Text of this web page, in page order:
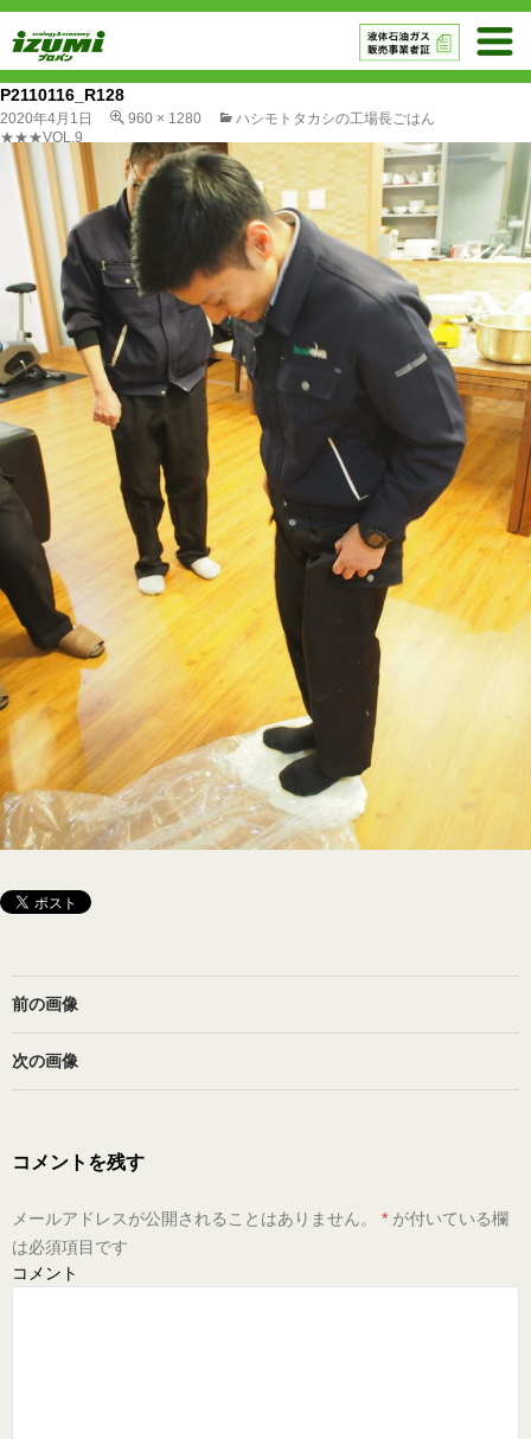
P2110116_R128
2020年4月1日 960 × 1280
ハシモトタカシの工場長ごはん
★★★VOL.9
前の画像
次の画像
コメントを残す
メールアドレスが公開されることはありません。 * が付いている欄
は必須項目です
コメント